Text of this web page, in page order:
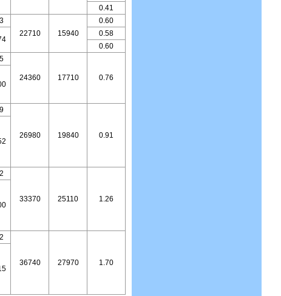
0.41
22710
15940
0.60
0.58
0.60
24360 17710 0.76
26980 19840 0.91
33370 25110 1.26
36740 27970 1.70